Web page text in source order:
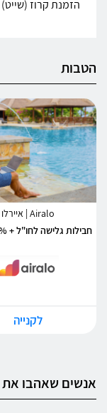
הזמנת קרוז
הטבות
Airalo | איירלו
חבילות גלישה לחו"ל + 9% קאשבק
לקנייה
אנשים שאהבו